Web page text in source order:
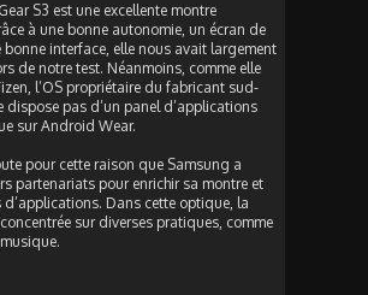
S3 est une excellente montre
à une bonne autonomie, un écran de
bonne interface, elle nous avait largement
de notre test. Néanmoins, comme elle
l’OS propriétaire du fabricant sud-
dispose pas d’un panel d’applications
sur Android Wear.
pour cette raison que Samsung a
partenariats pour enrichir sa montre et
d’applications. Dans cette optique, la
sur diverses pratiques, comme